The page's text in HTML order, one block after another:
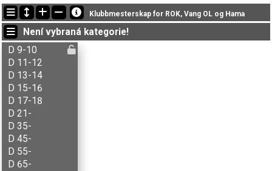
Nejnovější změny
20:04:25: Aksel B. Carlson (H 11-12) doběhl v čase 51:37 (3)
20:04:25: Andreas Huber (H 55-) doběhl v čase 44:43 (1)
20:04:25: Anne Frøisland (D 17-18) doběhl v čase 49:18 (2)
Klubbmesterskap for ROK, Vang OL og Hama
Není vybraná kategorie!
D 9-10
D 11-12
D 13-14
D 15-16
D 17-18
D 21-
D 35-
D 45-
D 55-
D 65-